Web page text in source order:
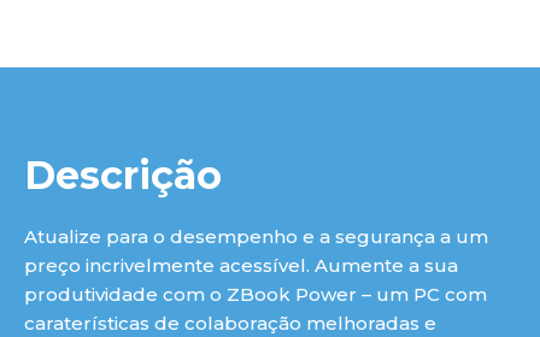
Descrição
Atualize para o desempenho e a segurança a um
preço incrivelmente acessível. Aumente a sua
produtividade com o ZBook Power – um PC com
caraterísticas de colaboração melhoradas e